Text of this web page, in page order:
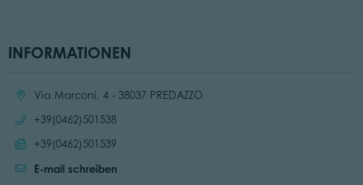
INFORMATIONEN
Ort:
Via Marconi, 4 - 38037 PREDAZZO
Anrufen:
+39(0462)501538
Fax senden:
+39(0462)501539
E-mail schreiben